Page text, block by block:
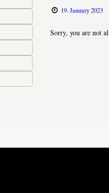
19. January 2023
Sorry, you are not